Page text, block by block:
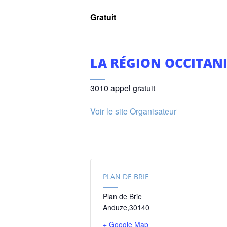
Gratuit
LA RÉGION
3010 appel gratuit
Voir le site Organisateur
PLAN DE BRIE
Plan de Brie
Anduze,30140
+ Google Map